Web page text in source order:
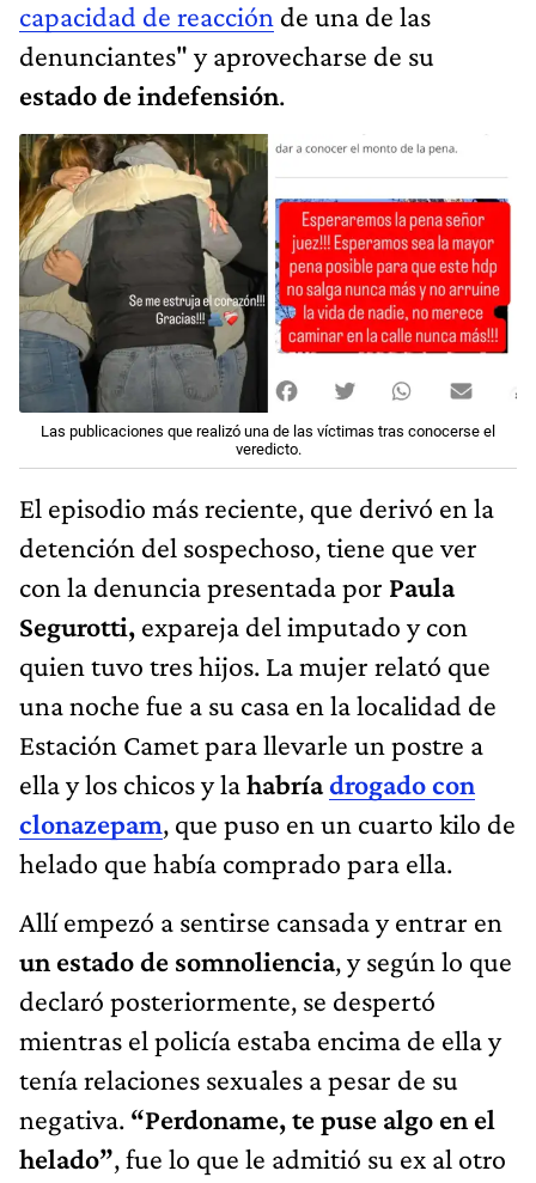
capacidad de reacción de una de las
denunciantes" y aprovecharse de su
estado de indefensión.
Las publicaciones que realizó una de las víctimas tras conocerse el
veredicto.
El episodio más reciente, que derivó en la
detención del sospechoso, tiene que ver
con la denuncia presentada por Paula
Segurotti, expareja del imputado y con
quien tuvo tres hijos. La mujer relató que
una noche fue a su casa en la localidad de
Estación Camet para llevarle un postre a
ella y los chicos y lahabríadrogado con
clonazepam, que puso en un cuarto kilo de
helado que había comprado para ella.
Allí empezó a sentirse cansada y entrar en
un estado de somnoliencia, y según lo que
declaró posteriormente, se despertó
mientras el policía estaba encima de ella y
tenía relaciones sexuales a pesar de su
negativa. “Perdoname, te puse algo en el
helado”, fue lo que le admitió su ex al otro